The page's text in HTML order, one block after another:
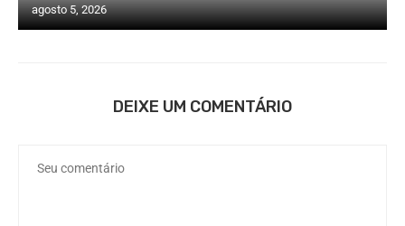
agosto 5, 2026
DEIXE UM COMENTÁRIO